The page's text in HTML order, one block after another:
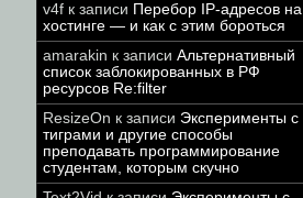
v4f к записи Перебор IP-адресов на
хостинге — и как с этим бороться
amarakin к записи Альтернативный
список заблокированных в РФ
ресурсов Re:filter
ResizeOn к записи Эксперименты с
тиграми и другие способы
преподавать программирование
студентам, которым скучно